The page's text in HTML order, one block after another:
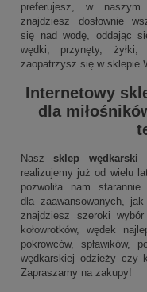
preferujesz, w naszym
znajdziesz dosłownie
się nad wodę, oddając
wędki, przynęty, żyłki,
zaopatrzysz się w sklepie
Internetowy
dla
Naszsklep wędkarski
realizujemy już od wielu
pozwoliła nam
dla zaawansowanych,
znajdziesz szeroki
kołowrotków, wędek
pokrowców, spławików,
wędkarskiej odzieży czy
Zapraszamy na zakupy!